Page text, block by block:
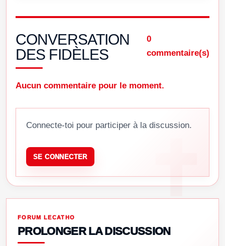
CONVERSATION
DES FIDÈLES
0
commentaire(s)
Aucun commentaire pour le moment.
Connecte-toi pour participer à la discussion.
SE CONNECTER
FORUM LECATHO
PROLONGER LA DISCUSSION